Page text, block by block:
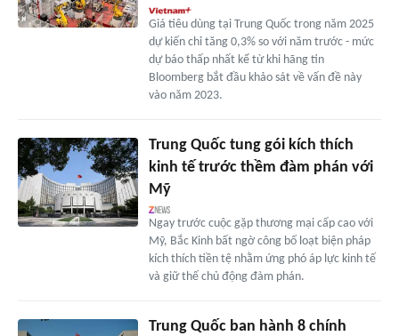
Giá tiêu dùng tại Trung Quốc trong năm 2025
dự kiến chỉ tăng 0,3% so với năm trước - mức
dự báo thấp nhất kể từ khi hãng tin
Bloomberg bắt đầu khảo sát về vấn đề này
vào năm 2023.
Trung Quốc tung gói kích thích
kinh tế trước thềm đàm phán với
Mỹ
Ngay trước cuộc gặp thương mại cấp cao với
Mỹ, Bắc Kinh bất ngờ công bố loạt biện pháp
kích thích tiền tệ nhằm ứng phó áp lực kinh tế
và giữ thế chủ động đàm phán.
Trung Quốc ban hành 8 chính